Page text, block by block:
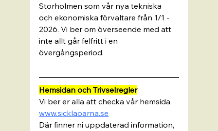
Storholmen som vår nya tekniska
och ekonomiska förvaltare från 1/1 -
2026. Vi ber om överseende med att
inte allt går felfritt i en
övergångsperiod.
Hemsidan och Trivselregler
Vi ber er alla att checka vår hemsida
www.sicklaoarna.se
Där finner ni uppdaterad information,